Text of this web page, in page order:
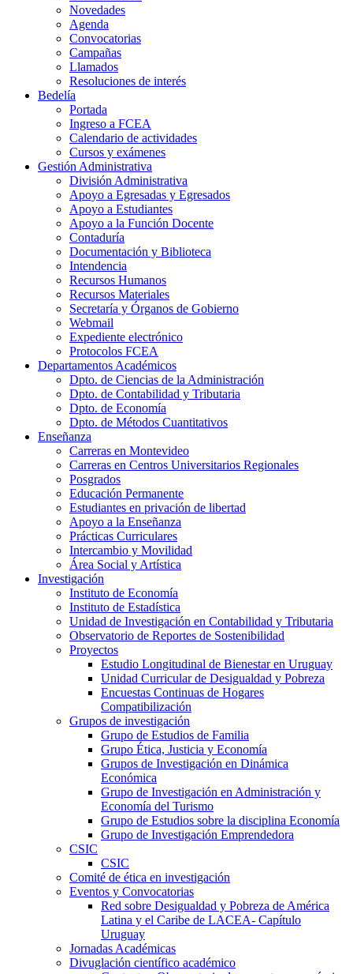
Novedades
Agenda
Convocatorias
Campañas
Llamados
Resoluciones de interés
Bedelía
Portada
Ingreso a FCEA
Calendario de actividades
Cursos y exámenes
Gestión Administrativa
División Administrativa
Apoyo a Egresadas y Egresados
Apoyo a Estudiantes
Apoyo a la Función Docente
Contaduría
Documentación y Biblioteca
Intendencia
Recursos Humanos
Recursos Materiales
Secretaría y Órganos de Gobierno
Webmail
Expediente electrónico
Protocolos FCEA
Departamentos Académicos
Dpto. de Ciencias de la Administración
Dpto. de Contabilidad y Tributaria
Dpto. de Economía
Dpto. de Métodos Cuantitativos
Enseñanza
Carreras en Montevideo
Carreras en Centros Universitarios Regionales
Posgrados
Educación Permanente
Estudiantes en privación de libertad
Apoyo a la Enseñanza
Prácticas Curriculares
Intercambio y Movilidad
Área Social y Artística
Investigación
Instituto de Economía
Instituto de Estadística
Unidad de Investigación en Contabilidad y Tributaria
Observatorio de Reportes de Sostenibilidad
Proyectos
Estudio Longitudinal de Bienestar en Uruguay
Unidad Curricular de Desigualdad y Pobreza
Encuestas Continuas de Hogares
Compatibilización
Grupos de investigación
Grupo de Estudios de Familia
Grupo Ética, Justicia y Economía
Grupos de Investigación en Dinámica
Económica
Grupo de Investigación en Administración y
Economía del Turismo
Grupo de Estudios sobre la disciplina Economía
Grupo de Investigación Emprendedora
CSIC
CSIC
Comité de ética en investigación
Eventos y Convocatorias
Red sobre Desigualdad y Pobreza de América
Latina y el Caribe de LACEA- Capítulo
Uruguay
Jornadas Académicas
Divuglación científico académico